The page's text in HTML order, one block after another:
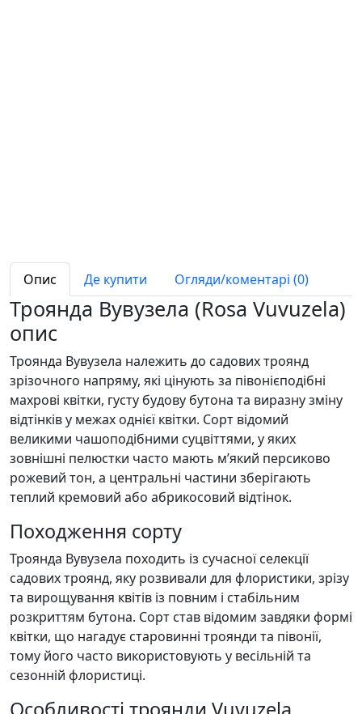
Опис Де купити Огляди/коментарі (0)
Троянда Вувузела (Rosa Vuvuzela)
опис
Троянда Вувузела належить до садових троянд
зрізочного напряму, які цінують за півонієподібні
махрові квітки, густу будову бутона та виразну зміну
відтінків у межах однієї квітки. Сорт відомий
великими чашоподібними суцвіттями, у яких
зовнішні пелюстки часто мають м’який персиково
рожевий тон, а центральні частини зберігають
теплий кремовий або абрикосовий відтінок.
Походження сорту
Троянда Вувузела походить із сучасної селекції
садових троянд, яку розвивали для флористики, зрізу
та вирощування квітів із повним і стабільним
розкриттям бутона. Сорт став відомим завдяки формі
квітки, що нагадує старовинні троянди та півонії,
тому його часто використовують у весільній та
сезонній флористиці.